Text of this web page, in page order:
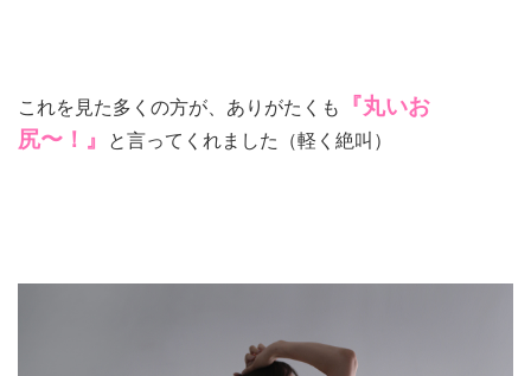
これを見た多くの方が、ありがたくも
『丸いお
尻〜！』
と言ってくれました（軽く絶叫）